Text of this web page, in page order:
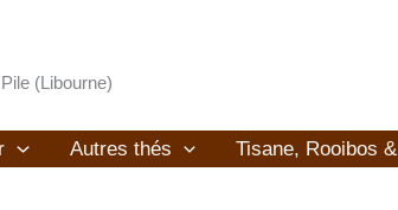
(Libourne)
Autres thés Tisane, Rooibos